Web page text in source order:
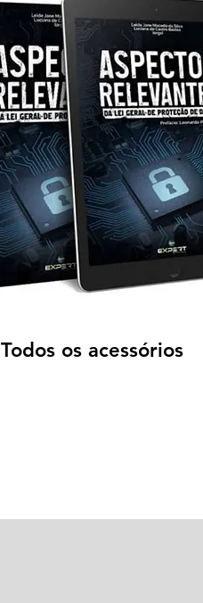
Todos os acessórios